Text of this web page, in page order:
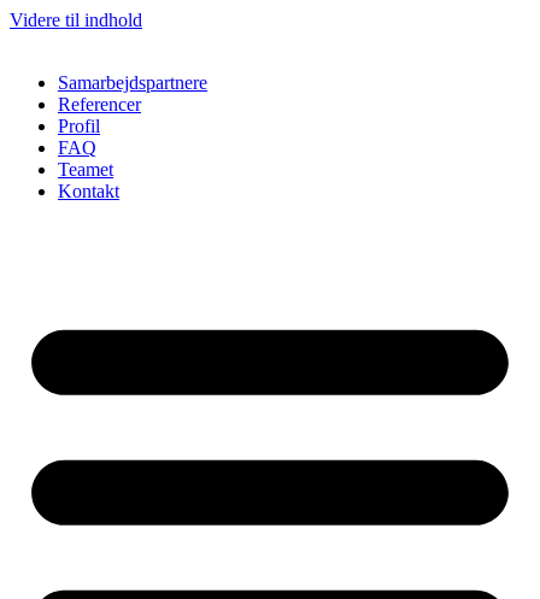
Videre til indhold
Samarbejdspartnere
Referencer
Profil
FAQ
Teamet
Kontakt